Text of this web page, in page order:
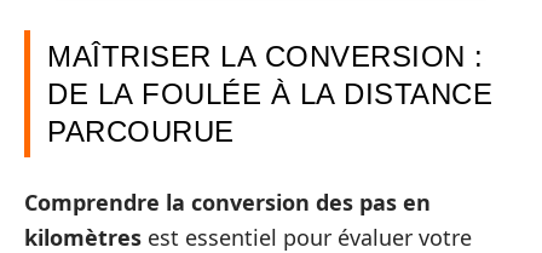
MAÎTRISER LA CONVERSION :
DE LA FOULÉE À LA DISTANCE
PARCOURUE
Comprendre la conversion des pas en
kilomètres est essentiel pour évaluer votre